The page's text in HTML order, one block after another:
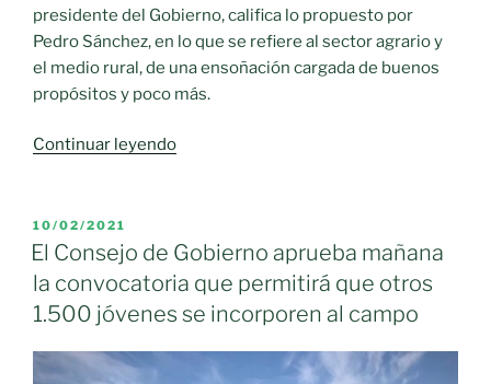
presidente del Gobierno, califica lo propuesto por
Pedro Sánchez, en lo que se refiere al sector agrario y
el medio rural, de una ensoñación cargada de buenos
propósitos y poco más.
Continuar leyendo«La
Sánchez
sigue
provocando
enfado
en
PUBLICADO
EL
10/02/2021
El Consejo de Gobierno aprueba mañana
la convocatoria que permitirá que otros
1.500 jóvenes se incorporen al campo